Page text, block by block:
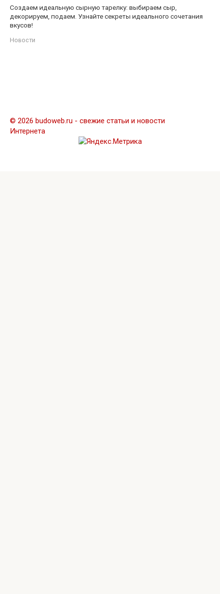
Создаем идеальную сырную тарелку: выбираем сыр,
декорируем, подаем. Узнайте секреты идеального сочетания
вкусов!
Новости
© 2026 budoweb.ru - свежие статьи и новости
Интернета